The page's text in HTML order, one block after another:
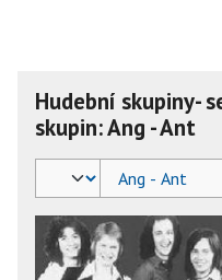
Hudební skupiny-
skupin: Ang - Ant